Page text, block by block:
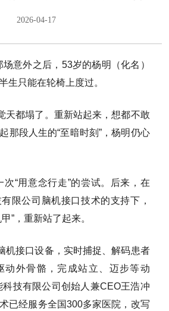
2026-04-17
意外之后，53岁的杨明（化名）
生只能在轮椅上度过。
天都塌了。重新站起来，想都不敢
那段人生的“至暗时刻”，杨明仍心
次“用意念行走”的尝试。后来，在
限公司脑机接口技术的支持下，
”，重新站了起来。
机接口设备，实时捕捉、解码患者
动外骨骼，完成站立、迈步等动
科技有限公司创始人兼CEO王浩冲
已经服务全国300多家医院，改写